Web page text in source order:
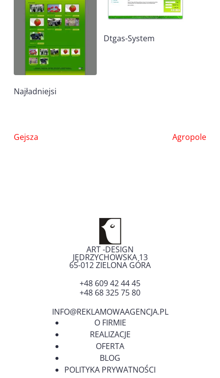
Najładniejsi
Dtgas-System
Nawigacja
Gejsza Agropole
ART -DESIGN
JĘDRZYCHOWSKA 13
65-012ZIELONA GÓRA
+48 609 42 44 45
+48 68 325 75 80
INFO@REKLAMOWAAGENCJA.PL
O FIRMIE
REALIZACJE
OFERTA
BLOG
POLITYKA PRYWATNOŚCI